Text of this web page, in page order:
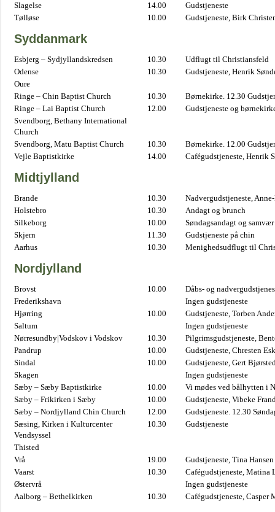
Slagelse
14.00
Gudstjeneste
Tølløse
10.00 Gudstjeneste, Birk
Syddanmark
Esbjerg – Sydjyllandskredsen 10.30
Udflugt til Christiansfeld
Odense
10.30
Gudstjeneste, Henrik
Oure
Ringe – Chin Baptist Church
10.30
Børnekirke. 12.30
Ringe – Lai Baptist Church
12.00
Gudstjeneste og
Svendborg, Bethany International
Church
Svendborg, Matu Baptist Church
10.30
Børnekirke. 12.00
Vejle Baptistkirke
14.00 Cafégudstjeneste, Henrik
Midtjylland
Brande 10.30
Nadvergudstjeneste,
Holstebro
10.30
Andagt og brunch
Silkeborg
10.00
Søndagsandagt og samvær
Skjern
11.30
Gudstjeneste på chin
Aarhus
10.30 Menighedsudflugt til
Nordjylland
Brovst 10.00
Dåbs- og
Frederikshavn
Ingen gudstjeneste
Hjørring
10.00
Gudstjeneste, Torben
Saltum
Ingen gudstjeneste
Nørresundby|Vodskov i Vodskov
10.30
Pilgrimsgudstjeneste,
Pandrup
10.00
Gudstjeneste, Chresten
Sindal
10.00
Gudstjeneste, Gert
Skagen
Ingen gudstjeneste
Sæby – Sæby Baptistkirke
10.00
Vi mødes ved bålhytten i
Sæby – Frikirken i Sæby
10.00
Gudstjeneste, Vibeke
Sæby – Nordjylland Chin Church
12.00
Gudstjeneste. 12.30
Sæsing, Kirken i Kulturcenter
Vendsyssel
10.30 Gudstjeneste
Thisted
Vrå
19.00
Gudstjeneste, Tina Hansen
Vaarst
10.30
Cafégudstjeneste, Matina
Østervrå
Ingen gudstjeneste
Aalborg – Bethelkirken
10.30 Cafégudstjeneste, Casper